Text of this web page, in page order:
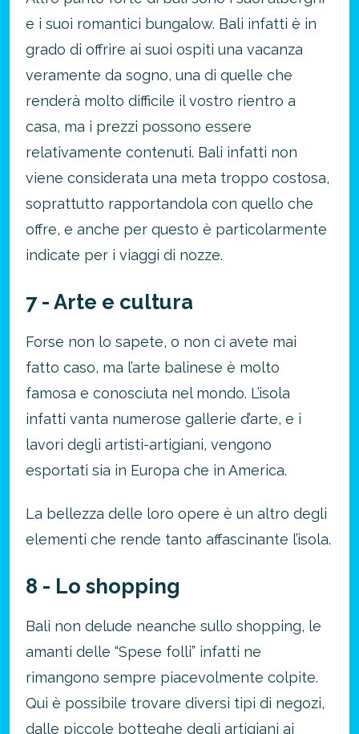
e i suoi romantici bungalow. Bali infatti è in
grado di offrire ai suoi ospiti una vacanza
veramente da sogno, una di quelle che
renderà molto difficile il vostro rientro a
casa, ma i prezzi possono essere
relativamente contenuti. Bali infatti non
viene considerata una meta troppo costosa,
soprattutto rapportandola con quello che
offre, e anche per questo è particolarmente
indicate per i viaggi di nozze.
7 - Arte e cultura
Forse non lo sapete, o non ci avete mai
fatto caso, ma l’arte balinese è molto
famosa e conosciuta nel mondo. L’isola
infatti vanta numerose gallerie d’arte, e i
lavori degli artisti-artigiani, vengono
esportati sia in Europa che in America.
La bellezza delle loro opere è un altro degli
elementi che rende tanto affascinante l’isola.
8 - Lo shopping
Bali non delude neanche sullo shopping, le
amanti delle “Spese folli” infatti ne
rimangono sempre piacevolmente colpite.
Qui è possibile trovare diversi tipi di negozi,
dalle piccole botteghe degli artigiani ai